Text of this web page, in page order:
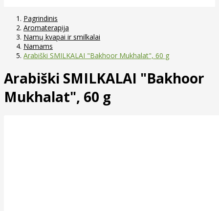
Pagrindinis
Aromaterapija
Namų kvapai ir smilkalai
Namams
Arabiški SMILKALAI "Bakhoor Mukhalat", 60 g
Arabiški SMILKALAI "Bakhoor
Mukhalat", 60 g